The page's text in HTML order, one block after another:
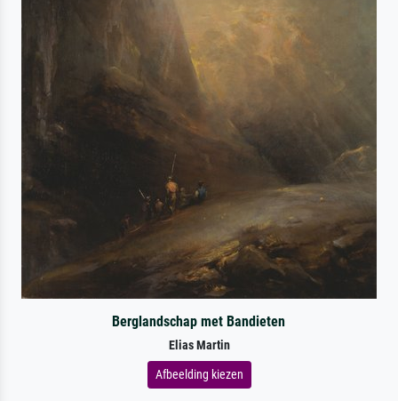
Berglandschap met Bandieten
Elias Martin
Afbeelding kiezen